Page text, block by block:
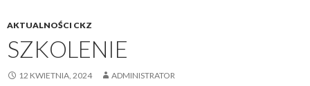
AKTUALNOŚCI CKZ
SZKOLENIE
12 KWIETNIA, 2024 ADMINISTRATOR